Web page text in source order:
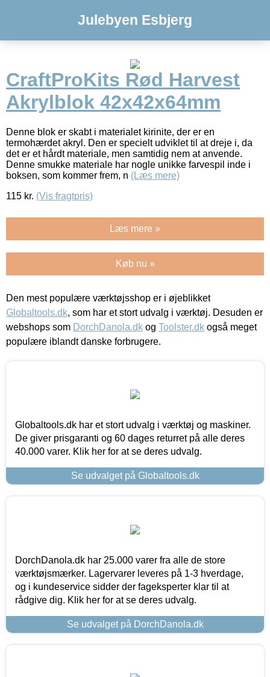
Julebyen Esbjerg
CraftProKits Rød Harvest
Akrylblok 42x42x64mm
Denne blok er skabt i materialet kirinite, der er en
termohærdet akryl. Den er specielt udviklet til at dreje i, da
det er et hårdt materiale, men samtidig nem at anvende.
Denne smukke materiale har nogle unikke farvespil inde i
boksen, som kommer frem, n (Læs mere)
115 kr. (Vis fragtpris)
Læs mere »
Køb nu »
Den mest populære værktøjsshop er i øjeblikket
Globaltools.dk, som har et stort udvalg i værktøj. Desuden er
webshops som DorchDanola.dk og Toolster.dk også meget
populære iblandt danske forbrugere.
Globaltools.dk har et stort udvalg i værktøj og maskiner.
De giver prisgaranti og 60 dages returret på alle deres
40.000 varer. Klik her for at se deres udvalg.
Se udvalget på Globaltools.dk
DorchDanola.dk har 25.000 varer fra alle de store
værktøjsmærker. Lagervarer leveres på 1-3 hverdage,
og i kundeservice sidder der fageksperter klar til at
rådgive dig. Klik her for at se deres udvalg.
Se udvalget på DorchDanola.dk